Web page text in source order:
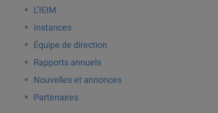
L’IEIM
Instances
Équipe de direction
Rapports annuels
Nouvelles et annonces
Partenaires